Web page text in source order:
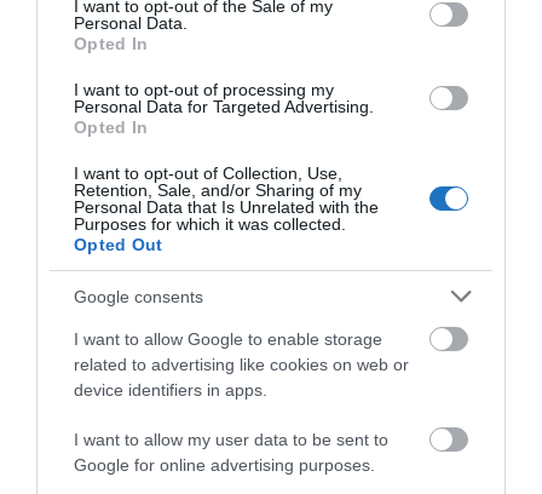
I want to opt-out of the Sale of my
Personal Data.
Opted In
I want to opt-out of processing my
Personal Data for Targeted Advertising.
Opted In
I want to opt-out of Collection, Use,
Retention, Sale, and/or Sharing of my
Personal Data that Is Unrelated with the
Purposes for which it was collected.
Opted Out
Google consents
I want to allow Google to enable storage
related to advertising like cookies on web or
device identifiers in apps.
I want to allow my user data to be sent to
Google for online advertising purposes.
India nemcsak látványában, de illatban és ízben is
lenyűgöz. A frissen őrölt garam masala vagy chai
fűszerkeverékek intenzív aromáikkal még egy
tradicionális textíliák, pamutsálak pedig az indiai
kézművesség színes örökségét hozzák közel.
7. Maldív-szigetek: kókuszolaj és lakkozott
kézműves dobozok
A természet és a tradicionális mesterségek tökéletes
harmóniáját kínálja a Maldív-szigetek. A helyben
készült kókuszolaj igazi multifunkciós szépségelixír,
a kézzel faragott lakkozott dobozok pedig több